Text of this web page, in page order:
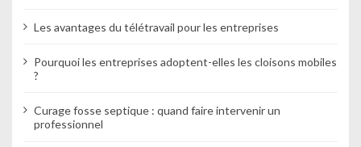
Les avantages du télétravail pour les entreprises
Pourquoi les entreprises adoptent-elles les cloisons mobiles
?
Curage fosse septique : quand faire intervenir un
professionnel